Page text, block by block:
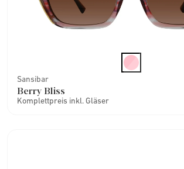
Sansibar
Berry Bliss
Komplettpreis inkl. Gläser